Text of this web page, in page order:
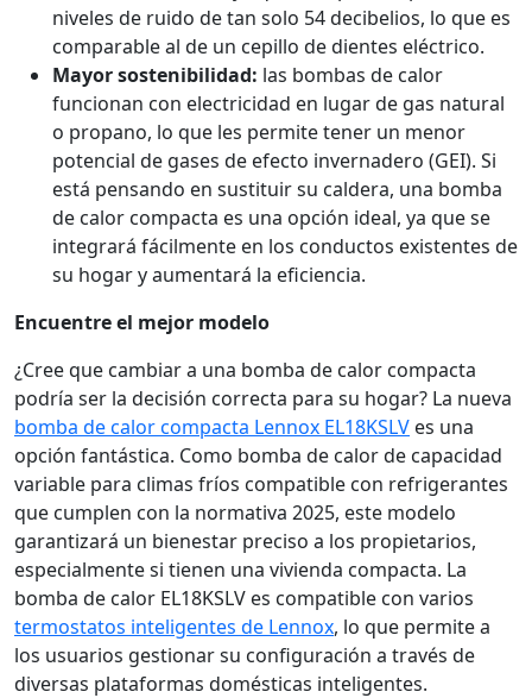
niveles de ruido de tan solo 54 decibelios, lo que es
comparable al de un cepillo de dientes eléctrico.
Mayor sostenibilidad: las bombas de calor
funcionan con electricidad en lugar de gas natural
o propano, lo que les permite tener un menor
potencial de gases de efecto invernadero (GEI). Si
está pensando en sustituir su caldera, una bomba
de calor compacta es una opción ideal, ya que se
integrará fácilmente en los conductos existentes de
su hogar y aumentará la eficiencia.
Encuentre el mejor modelo
¿Cree que cambiar a una bomba de calor compacta
podría ser la decisión correcta para su hogar? La nueva
bomba de calor compacta Lennox EL18KSLV es una
opción fantástica. Como bomba de calor de capacidad
variable para climas fríos compatible con refrigerantes
que cumplen con la normativa 2025, este modelo
garantizará un bienestar preciso a los propietarios,
especialmente si tienen una vivienda compacta. La
bomba de calor EL18KSLV es compatible con varios
termostatos inteligentes de Lennox, lo que permite a
los usuarios gestionar su configuración a través de
diversas plataformas domésticas inteligentes.